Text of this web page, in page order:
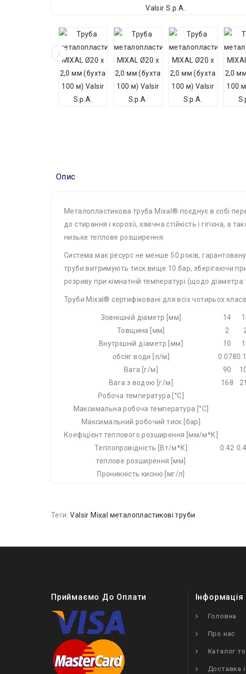
Опис
Металопластикова труба Mixal® поєднує в собі
до стирання і корозії, хімічна стійкість і гігієна, а
низьке теплове розширення.
Система має ресурс не менше 50 років,
труби витримують тиск вище 10 бар, зберігаючи
розриву при кімнатній температурі (щодо
Труби Mixal® сертифіковані для всіх чотирьох
Зовнішній діаметр [мм] 14
Товщина [мм]
2
Внутрішній діаметр [мм]
10
обсяг води [л/м]
0.078
Вага [г/м]
90
Вага з водою [г/м]
168
Робоча температура [°С]
Максимальна робоча температура [°С]
Максимальний робочий тиск [бар]
Коефіцієнт теплового розширення [мм/м*К]
Теплопровідність [Вт/м*К]
0.42
теплове розширення [мм]
Проникність кисню [мг/л]
Теги:Valsir Mixal металопластикові труби
Приймаємо До Оплати Інформація
Головна
Про нас
Каталог
Доставка